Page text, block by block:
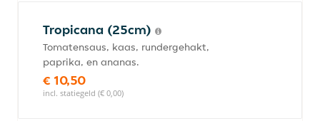
Tropicana (25cm)
Tomatensaus, kaas, rundergehakt,
paprika, en ananas.
€ 10,50
incl. statiegeld (€ 0,00)